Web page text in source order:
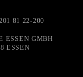
81 22-200
ESSEN GMBH
ESSEN